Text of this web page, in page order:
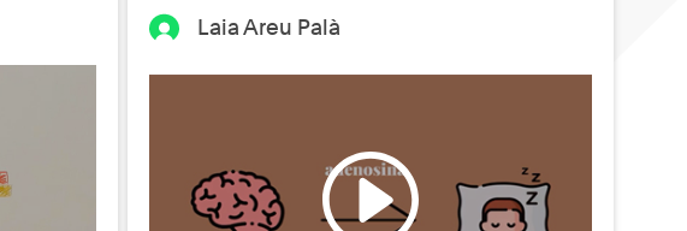
Laia Areu Palà